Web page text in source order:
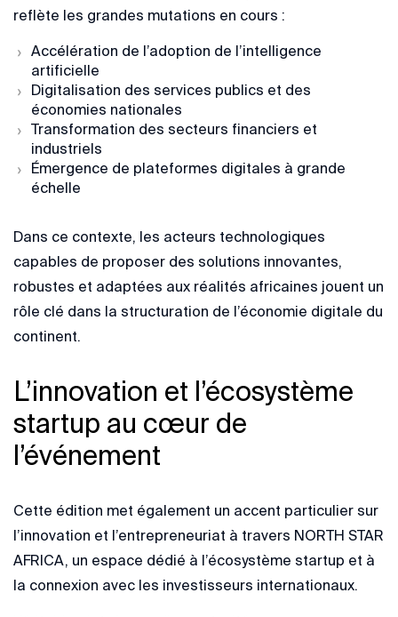
reflète les grandes mutations en cours :
Accélération de l’adoption de l’intelligence
artificielle
Digitalisation des services publics et des
économies nationales
Transformation des secteurs financiers et
industriels
Émergence de plateformes digitales à grande
échelle
Dans ce contexte, les acteurs technologiques
capables de proposer des solutions innovantes,
robustes et adaptées aux réalités africaines jouent un
rôle clé dans la structuration de l’économie digitale du
continent.
L’innovation et l’écosystème
startup au cœur de
l’événement
Cette édition met également un accent particulier sur
l’innovation et l’entrepreneuriat à travers NORTH STAR
AFRICA, un espace dédié à l’écosystème startup et à
la connexion avec les investisseurs internationaux.